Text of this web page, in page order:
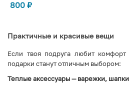
800 ₽
Практичные и красивые вещи
Если твоя подруга любит
подарки станут отличным выбором:
Теплые аксессуары — варежки,